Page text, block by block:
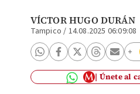
VÍCTOR HUGO DURÁN
Tampico / 14.08.2025 06:09:08
Únete al